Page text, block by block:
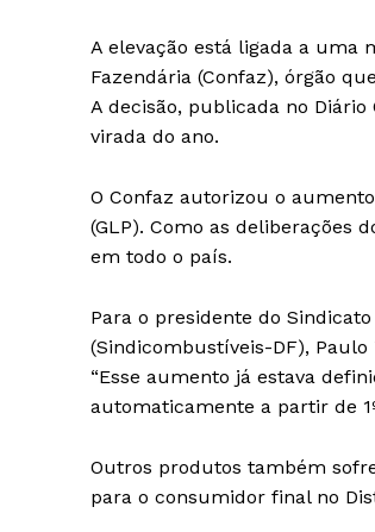
A elevação está ligada a uma
Fazendária (Confaz), órgão
A decisão, publicada no
virada do ano.
O Confaz autorizou o
(GLP). Como as deliberações
em todo o país.
Para o presidente do
(Sindicombustíveis-DF),
“Esse aumento já estava
automaticamente a partir de
Outros produtos também
para o consumidor final no